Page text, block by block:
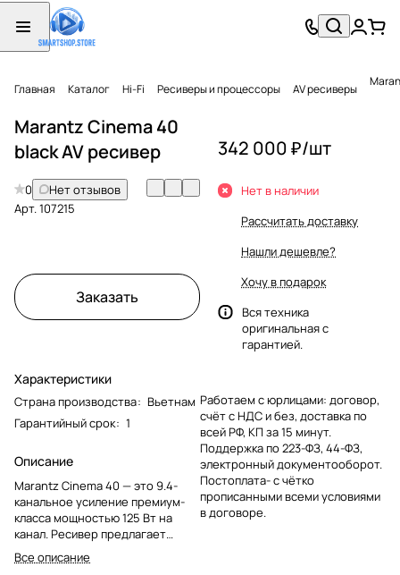
Главная Каталог Hi-Fi Ресиверы и процессоры AV ресиверы
Marantz Cinema 40
black AV ресивер
0
Нет отзывов
Арт.107215
Заказать
Характеристики
Страна производства: Вьетнам
Гарантийный срок: 1
Описание
Marantz Cinema 40 — это 9.4-
канальное усиление премиум-
класса мощностью 125 Вт на
канал. Ресивер предлагает
пользователю множество
различных функций: Dolby
Все описание
342 000 ₽/шт
Нет в наличии
Рассчитать доставку
Нашли дешевле?
Хочу в подарок
Вся техника
оригинальная с
гарантией.
Работаем с юрлицами: договор,
счёт с НДС и без, доставка по
всей РФ, КП за 15 минут.
Поддержка по 223-ФЗ, 44-ФЗ,
электронный документооборот.
Постоплата- с чётко
прописанными всеми условиями
в договоре.